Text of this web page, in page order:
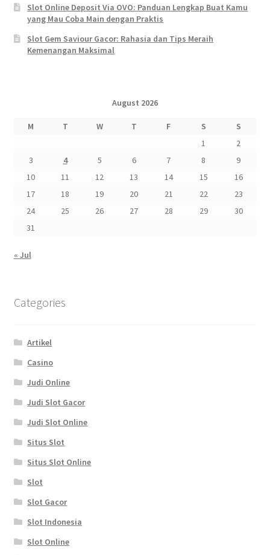
Slot Online Deposit Via OVO: Panduan Lengkap Buat Kamu
yang Mau Coba Main dengan Praktis
Slot Gem Saviour Gacor: Rahasia dan Tips Meraih
Kemenangan Maksimal
August 2026
M T W T F S
S
1
2
3
4 5 6 7 8
9
10
11 12 13 14 15
16
17
18 19 20 21 22
23
24
25 26 27 28 29
30
31
« Jul
Categories
Artikel
Casino
Judi Online
Judi Slot Gacor
Judi Slot Online
Situs Slot
Situs Slot Online
Slot
Slot Gacor
Slot Indonesia
Slot Online